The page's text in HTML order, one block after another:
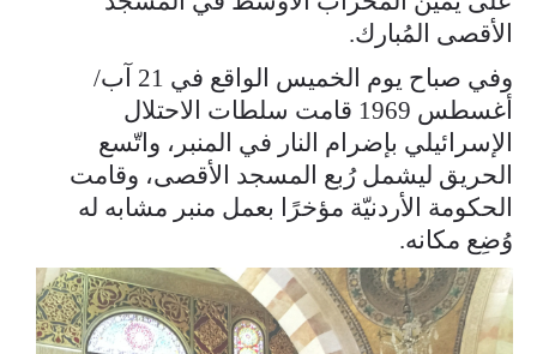
الأقصى المُبارك.
وفي صباح يوم الخميس الواقع في 21 آب/
أغسطس 1969 قامت سلطات الاحتلال
الإسرائيلي بإضرام النار في المنبر، واتّسع
الحريق ليشمل رُبع المسجد الأقصى، وقامت
الحكومة الأردنيّة مؤخرًا بعمل منبر مشابه له
وُضِع مكانه.